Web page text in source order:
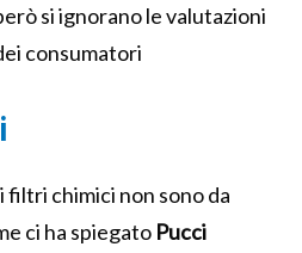
si ignorano le valutazioni
consumatori
filtri chimici non sono da
ci ha spiegato Pucci